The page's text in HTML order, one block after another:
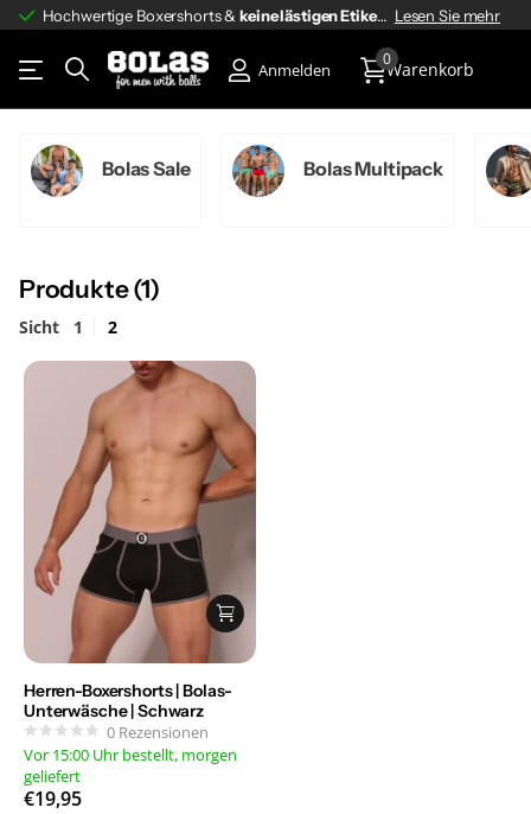
Hochwertige Boxershorts &keine lästigen Etiketten Lesen Sie mehr
keine lästigen Etiketten
Anmelden Warenkorb
0
Bolas Sale Bolas Multipack
Produkte (1)
Sicht 1 2
Herren-Boxershorts | Bolas-
Unterwäsche | Schwarz
0 Rezensionen
Vor 15:00 Uhr bestellt, morgen
geliefert
€19,95